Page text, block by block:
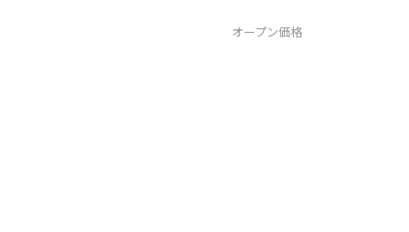
オープン価格